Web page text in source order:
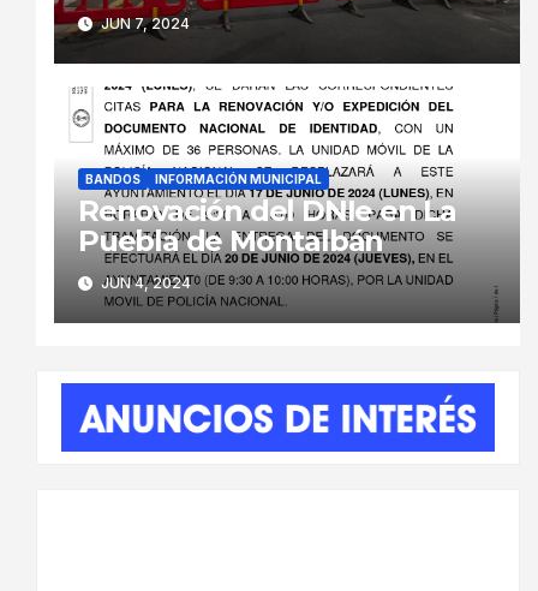
peligro inminente de
derrumbe
JUN 7, 2024
BANDOS INFORMACIÓN MUNICIPAL
Renovación del DNIe en La
Puebla de Montalbán
JUN 4, 2024